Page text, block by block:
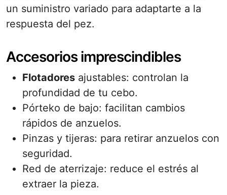
un suministro variado para adaptarte a la
respuesta del pez.
Accesorios imprescindibles
Flotadores ajustables: controlan la
profundidad de tu cebo.
Pórteko de bajo: facilitan cambios
rápidos de anzuelos.
Pinzas y tijeras: para retirar anzuelos con
seguridad.
Red de aterrizaje: reduce el estrés al
extraer la pieza.